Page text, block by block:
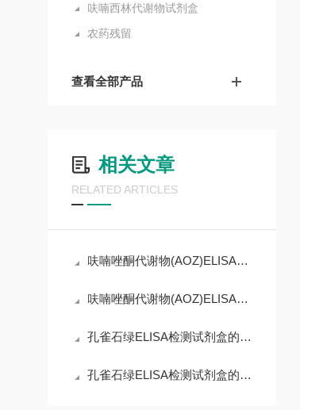
呋喃西林代谢物试剂盒
农药残留
查看全部产品
相关文章
RELATED ARTICLES
呋喃唑酮代谢物(AOZ)ELISA试剂盒：微观世界的精准捕手
呋喃唑酮代谢物(AOZ)ELISA试剂盒：守护舌尖安全的免疫防线
孔雀石绿ELISA检测试剂盒的工作原理精妙而有序
孔雀石绿ELISA检测试剂盒的使用须知